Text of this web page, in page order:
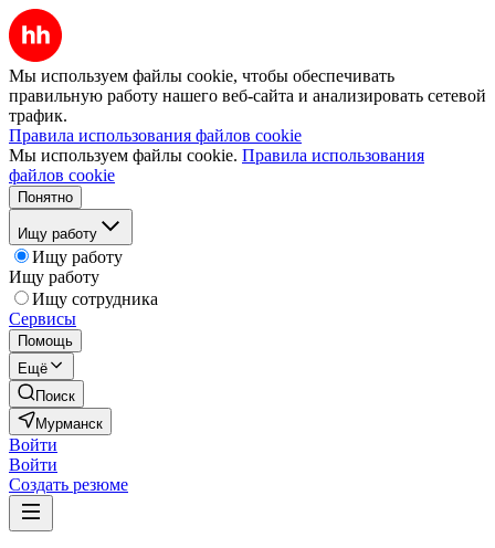
Мы используем файлы cookie, чтобы обеспечивать
правильную работу нашего веб-сайта и анализировать сетевой
трафик.
Правила использования файлов cookie
Мы используем файлы cookie. Правила использования
файлов cookie
Понятно
Ищу работу
Ищу работу
Ищу работу
Ищу сотрудника
Сервисы
Помощь
Ещё
Поиск
Мурманск
Войти
Войти
Создать резюме